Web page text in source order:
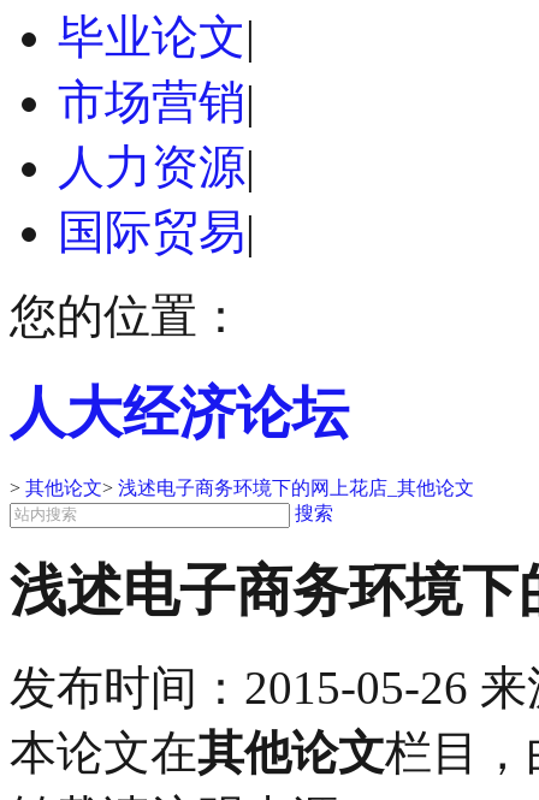
毕业论文|
市场营销|
人力资源|
国际贸易|
您的位置：
人大经济论坛
> 其他论文> 浅述电子商务环境下的网上花店_其他论文
搜索
浅述电子商务环境
发布时间： 2015-05-26 来
本论文在其他论文栏目，